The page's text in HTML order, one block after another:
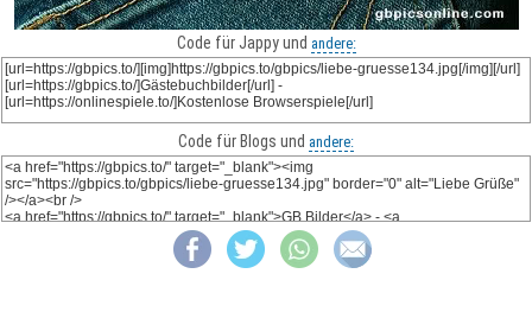
Code für Jappy und andere:
Code für Blogs und andere: